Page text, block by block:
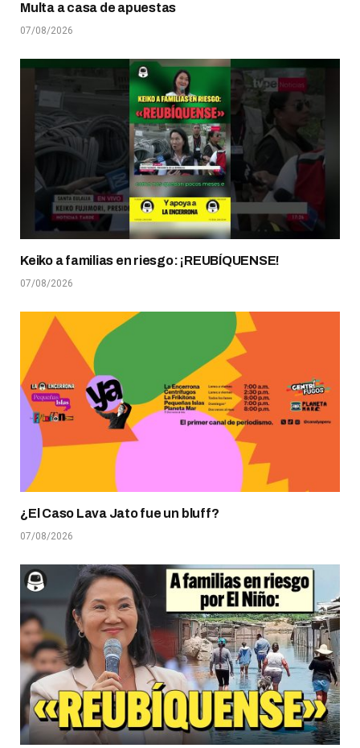
Multa a casa de apuestas
07/08/2026
Keiko a familias en riesgo: ¡REUBÍQUENSE!
07/08/2026
¿El Caso Lava Jato fue un bluff?
07/08/2026